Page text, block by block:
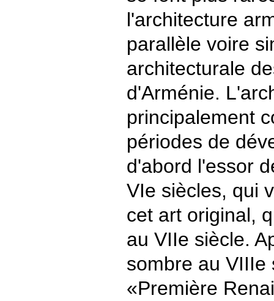
l'architecture
parallèle voire
architecturale
d'Arménie.
principalement
périodes de
d'abord l'essor
VIe siècles, qui
cet art original,
au VIIe siècle.
sombre au VIIIe
«Première